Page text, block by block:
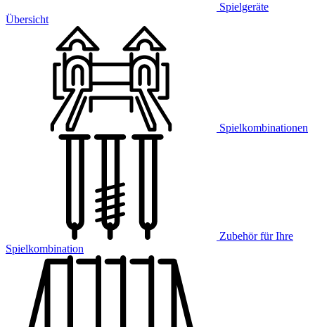
Spielgeräte
Übersicht
Spielkombinationen
Zubehör für Ihre
Spielkombination